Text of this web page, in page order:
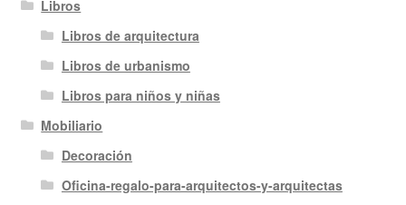
Libros
Libros de arquitectura
Libros de urbanismo
Libros para niños y niñas
Mobiliario
Decoración
Oficina-regalo-para-arquitectos-y-arquitectas